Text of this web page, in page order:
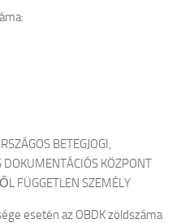
BETEGJOGI,
DOKUMENTÁCIÓS KÖZPONT
FÜGGETLEN SZEMÉLY
esetén az OBDK zöldszáma